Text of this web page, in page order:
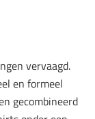
vervaagd.
en formeel
gecombineerd